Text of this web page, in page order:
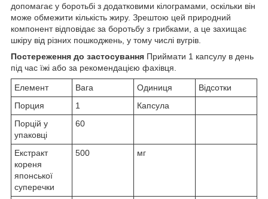
допомагає у боротьбі з додатковими кілограмами, оскільки він
може обмежити кількість жиру. Зрештою цей природний
компонент відповідає за боротьбу з грибками, а це захищає
шкіру від різних пошкоджень, у тому числі вугрів.
Постереження до застосування Приймати 1 капсулу в день
під час їжі або за рекомендацією фахівця.
Елемент Вага Одиниця
Відсотки
Порция
1
Капсула
Порцій у
упаковці
60
Екстракт
кореня
японської
суперечки
500 мг